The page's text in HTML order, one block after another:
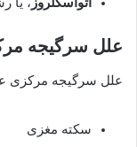
علل سرگیجه
علل سرگیجه مرکزی
سکته مغزی